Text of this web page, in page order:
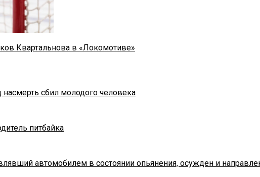
Квартальнова в «Локомотиве»
насмерть сбил молодого человека
питбайка
автомобилем в состоянии опьянения, осужден и